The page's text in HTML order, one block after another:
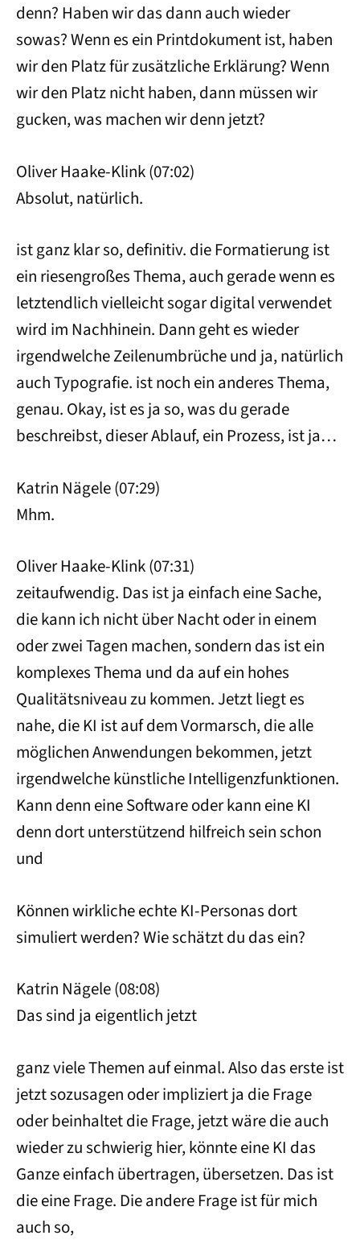
denn? Haben wir das dann auch wieder
sowas? Wenn es ein Printdokument ist, haben
wir den Platz für zusätzliche Erklärung? Wenn
wir den Platz nicht haben, dann müssen wir
gucken, was machen wir denn jetzt?
Oliver Haake-Klink (07:02)
Absolut, natürlich.
ist ganz klar so, definitiv. die Formatierung ist
ein riesengroßes Thema, auch gerade wenn es
letztendlich vielleicht sogar digital verwendet
wird im Nachhinein. Dann geht es wieder
irgendwelche Zeilenumbrüche und ja, natürlich
auch Typografie. ist noch ein anderes Thema,
genau. Okay, ist es ja so, was du gerade
beschreibst, dieser Ablauf, ein Prozess, ist ja…
Katrin Nägele (07:29)
Mhm.
Oliver Haake-Klink (07:31)
zeitaufwendig. Das ist ja einfach eine Sache,
die kann ich nicht über Nacht oder in einem
oder zwei Tagen machen, sondern das ist ein
komplexes Thema und da auf ein hohes
Qualitätsniveau zu kommen. Jetzt liegt es
nahe, die KI ist auf dem Vormarsch, die alle
möglichen Anwendungen bekommen, jetzt
irgendwelche künstliche Intelligenzfunktionen.
Kann denn eine Software oder kann eine KI
denn dort unterstützend hilfreich sein schon
und
Können wirkliche echte KI-Personas dort
simuliert werden? Wie schätzt du das ein?
Katrin Nägele (08:08)
Das sind ja eigentlich jetzt
ganz viele Themen auf einmal. Also das erste ist
jetzt sozusagen oder impliziert ja die Frage
oder beinhaltet die Frage, jetzt wäre die auch
wieder zu schwierig hier, könnte eine KI das
Ganze einfach übertragen, übersetzen. Das ist
die eine Frage. Die andere Frage ist für mich
auch so,